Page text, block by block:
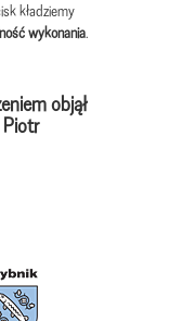
kładziemy
wykonania.
objął
Piotr